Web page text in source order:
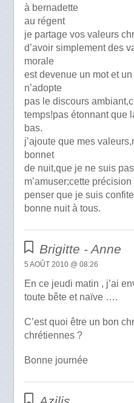
à bernadette
au régent
je partage vos valeurs
d’avoir simplement des
morale
est devenue un mot et
n’adopte
pas le discours
temps!pas étonnant que
bas.
j’ajoute que mes
bonnet
de nuit,que je ne suis
m’amuser;cette
penser que je suis
bonne nuit à tous.
Brigitte - Anne
5 AOÛT 2010 @ 08:26
En ce jeudi matin , j’ai
toute bête et naïve ….
C’est quoi être un bon
chrétiennes ?
Bonne journée